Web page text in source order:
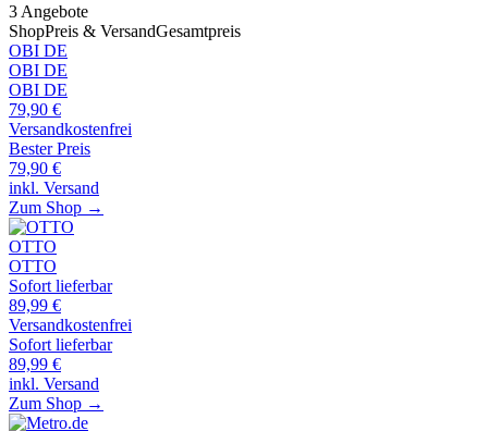
3 Angebote
ShopPreis & VersandGesamtpreis
OBI DE
OBI DE
OBI DE
79,90 €
Versandkostenfrei
Bester Preis
79,90 €
inkl. Versand
Zum Shop →
OTTO
OTTO
Sofort lieferbar
89,99 €
Versandkostenfrei
Sofort lieferbar
89,99 €
inkl. Versand
Zum Shop →